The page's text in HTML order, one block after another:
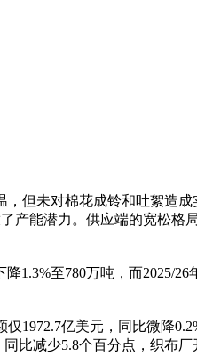
但未对棉花成铃和吐絮造
产能潜力。供应端的宽松
1.3%至780万吨，而2025/
1972.7亿美元，同比微降
比减少5.8个百分点，织布